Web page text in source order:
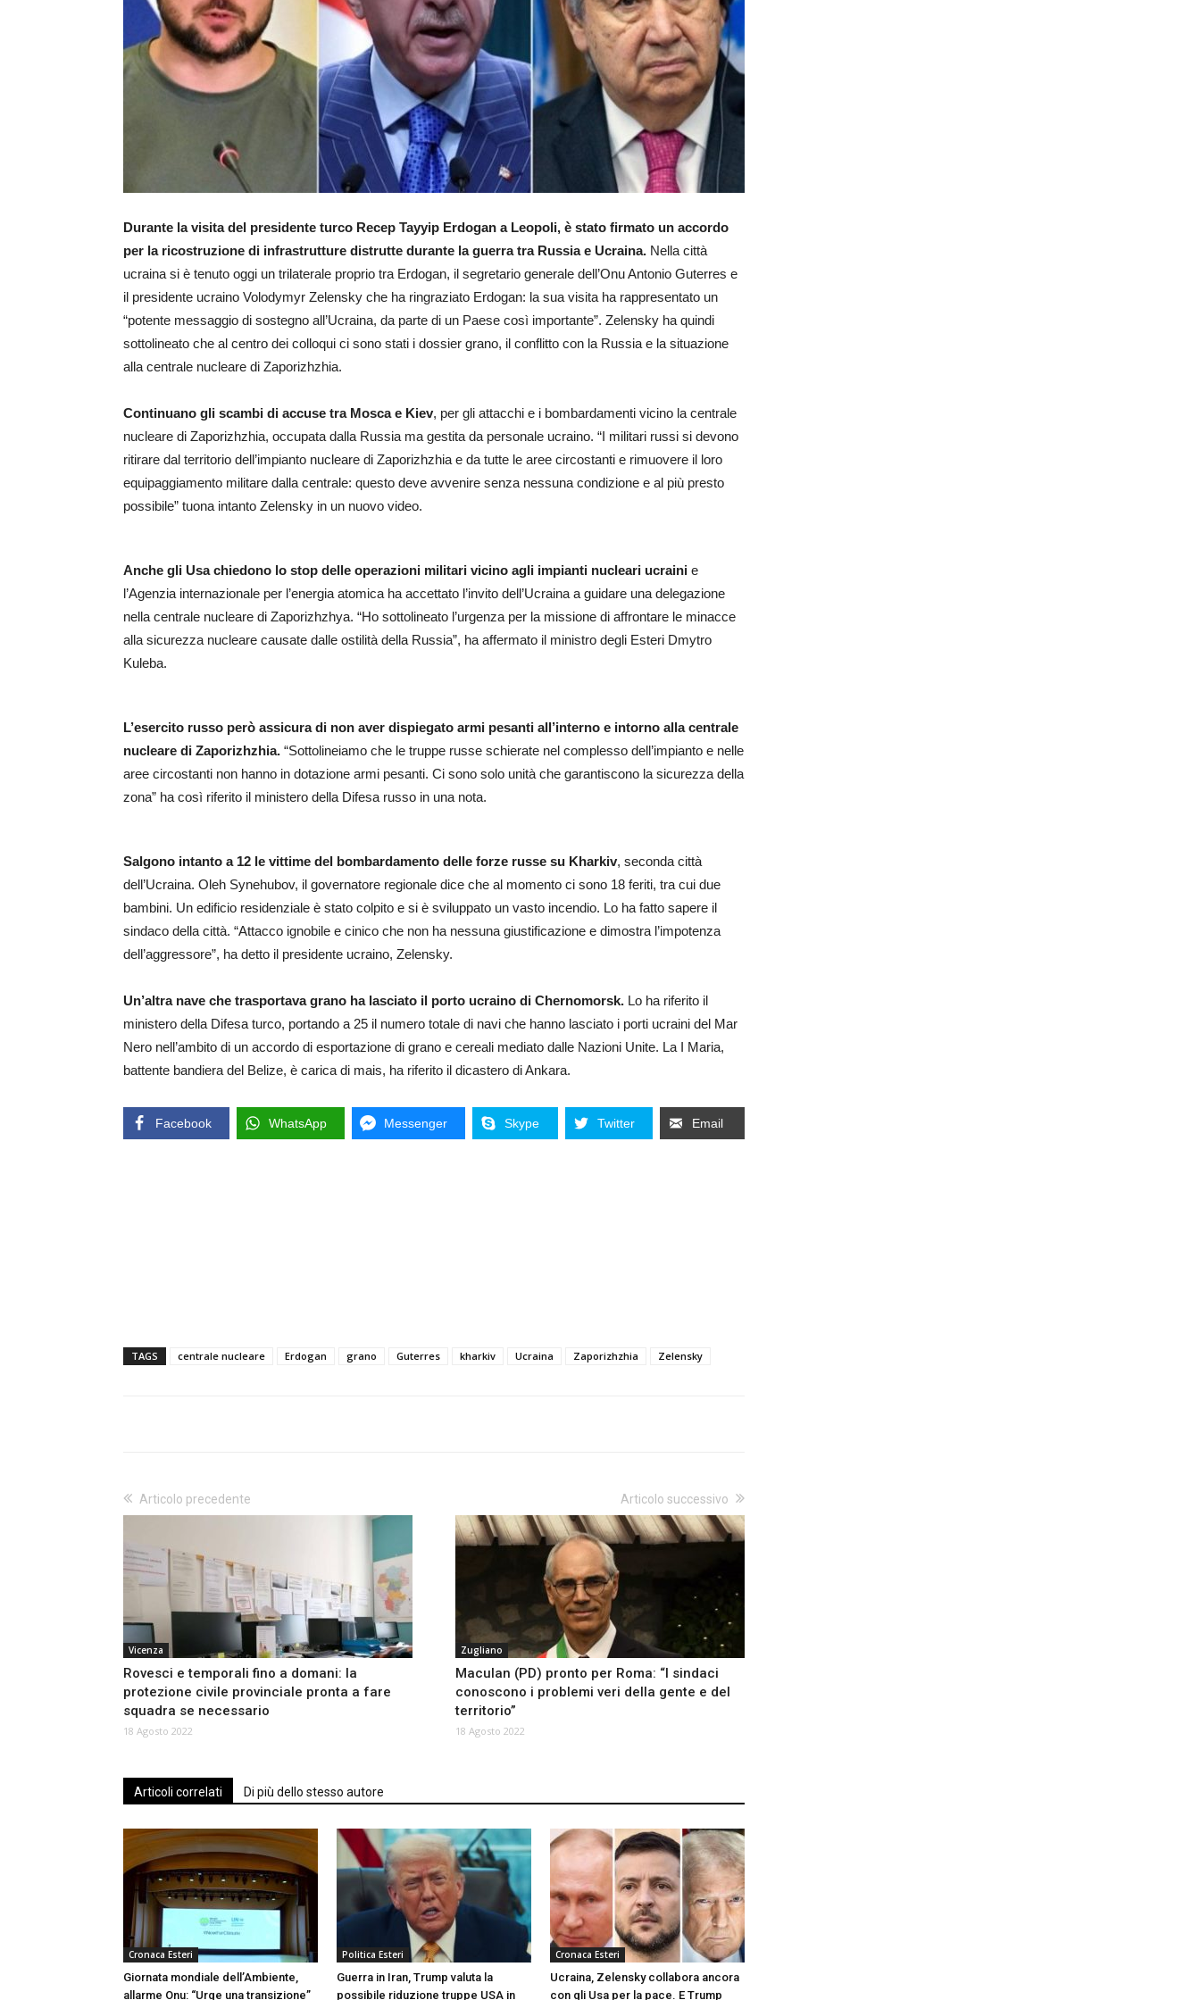
Durante la visita del presidente turco Recep Tayyip Erdogan a Leopoli, è stato firmato un accordo
per la ricostruzione di infrastrutture distrutte durante la guerra tra Russia e Ucraina. Nella città
ucraina si è tenuto oggi un trilaterale proprio tra Erdogan, il segretario generale dell’Onu Antonio Guterres e
il presidente ucraino Volodymyr Zelensky che ha ringraziato Erdogan: la sua visita ha rappresentato un
“potente messaggio di sostegno all’Ucraina, da parte di un Paese così importante”. Zelensky ha quindi
sottolineato che al centro dei colloqui ci sono stati i dossier grano, il conflitto con la Russia e la situazione
alla centrale nucleare di Zaporizhzhia.
Continuano gli scambi di accuse tra Mosca e Kiev, per gli attacchi e i bombardamenti vicino la centrale
nucleare di Zaporizhzhia, occupata dalla Russia ma gestita da personale ucraino. “I militari russi si devono
ritirare dal territorio dell’impianto nucleare di Zaporizhzhia e da tutte le aree circostanti e rimuovere il loro
equipaggiamento militare dalla centrale: questo deve avvenire senza nessuna condizione e al più presto
possibile” tuona intanto Zelensky in un nuovo video.
Anche gli Usa chiedono lo stop delle operazioni militari vicino agli impianti nucleari ucraini e
l’Agenzia internazionale per l’energia atomica ha accettato l’invito dell’Ucraina a guidare una delegazione
nella centrale nucleare di Zaporizhzhya. “Ho sottolineato l’urgenza per la missione di affrontare le minacce
alla sicurezza nucleare causate dalle ostilità della Russia”, ha affermato il ministro degli Esteri Dmytro
Kuleba.
L’esercito russo però assicura di non aver dispiegato armi pesanti all’interno e intorno alla centrale
nucleare di Zaporizhzhia. “Sottolineiamo che le truppe russe schierate nel complesso dell’impianto e nelle
aree circostanti non hanno in dotazione armi pesanti. Ci sono solo unità che garantiscono la sicurezza della
zona” ha così riferito il ministero della Difesa russo in una nota.
Salgono intanto a 12 le vittime del bombardamento delle forze russe su Kharkiv, seconda città
dell’Ucraina. Oleh Synehubov, il governatore regionale dice che al momento ci sono 18 feriti, tra cui due
bambini. Un edificio residenziale è stato colpito e si è sviluppato un vasto incendio. Lo ha fatto sapere il
sindaco della città. “Attacco ignobile e cinico che non ha nessuna giustificazione e dimostra l’impotenza
dell’aggressore”, ha detto il presidente ucraino, Zelensky.
Un’altra nave che trasportava grano ha lasciato il porto ucraino di Chernomorsk. Lo ha riferito il
ministero della Difesa turco, portando a 25 il numero totale di navi che hanno lasciato i porti ucraini del Mar
Nero nell’ambito di un accordo di esportazione di grano e cereali mediato dalle Nazioni Unite. La I Maria,
battente bandiera del Belize, è carica di mais, ha riferito il dicastero di Ankara.
Facebook WhatsApp Messenger Skype Twitter Email
TAGS centrale nucleare Erdogan grano Guterres kharkiv Ucraina Zaporizhzhia Zelensky
Articolo precedente
Vicenza
Rovesci e temporali fino a domani: la
protezione civile provinciale pronta a fare
squadra se necessario
18 Agosto 2022
Articolo successivo
Zugliano
Maculan (PD) pronto per Roma: “I sindaci
conoscono i problemi veri della gente e del
territorio”
18 Agosto 2022
Articoli correlati Di più dello stesso autore
Cronaca Esteri
Giornata mondiale dell’Ambiente,
allarme Onu: “Urge una transizione”
Politica Esteri
Guerra in Iran, Trump valuta la
possibile riduzione truppe USA in
Cronaca Esteri
Ucraina, Zelensky collabora ancora
con gli Usa per la pace. E Trump